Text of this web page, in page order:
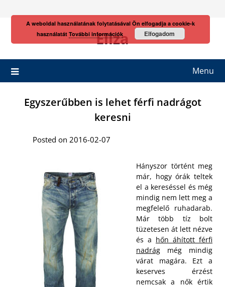
Eliza
Menu
Egyszerűbben is lehet férfi nadrágot
keresni
Posted on 2016-02-07
Hányszor történt meg
már, hogy órák teltek
el a kereséssel és még
mindig nem lett meg a
megfelelő ruhadarab.
Már több tíz bolt
tüzetesen át lett nézve
és a hőn áhított férfi
nadrág még mindig
várat magára. Ezt a
keserves érzést
nemcsak a nők értik
A weboldal használatának folytatásával Ön elfogadja a cookie-k
használatát További információk Elfogadom